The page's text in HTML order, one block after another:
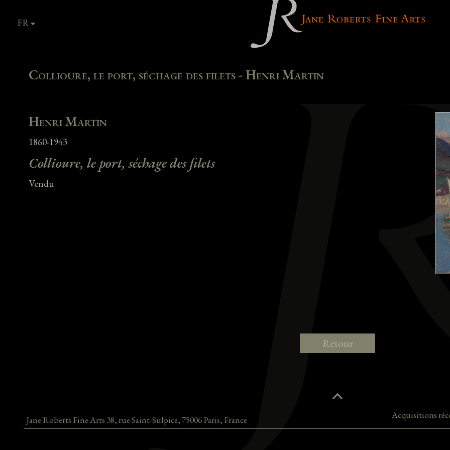
FR
Collioure, le port, séchage des filets - Henri Martin
Henri Martin
1860-1943
Collioure, le port, séchage des filets
Vendu
Retour
Jane Roberts Fine Arts 38, rue Saint-Sulpice,75006Paris, France Acquisitions